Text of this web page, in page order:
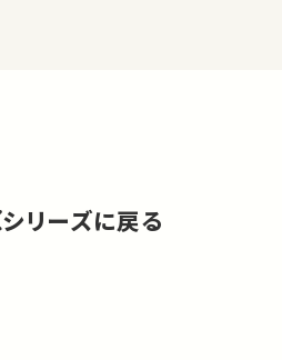
シリーズに戻る